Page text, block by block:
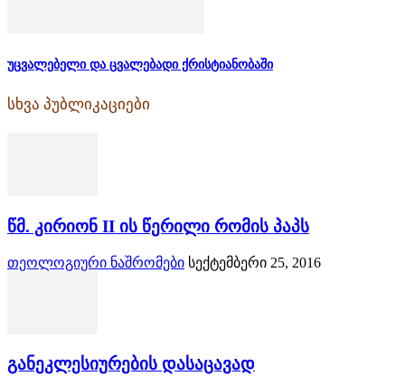
უცვალებელი და ცვალებადი ქრისტიანობაში
სხვა პუბლიკაციები
წმ. კირიონ II ის წერილი რომის პაპს
თეოლოგიური ნაშრომები სექტემბერი 25, 2016
განეკლესიურების დასაცავად